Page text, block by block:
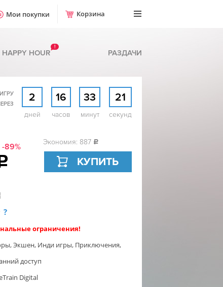
Мои покупки Корзина
HAPPY HOUR
!
РАЗДАЧИ
2
дней
16
часов
33
минут
20
секунд
-89% Экономия: 887 c
КУПИТЬ
?
ограничения!
,Экшен, Инди игры, Приключения,
доступ
Digital